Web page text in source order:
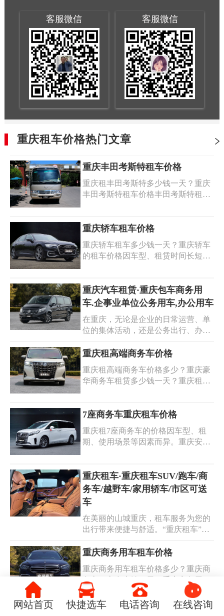
客服微信 客服微信
重庆租车价格热门文章
重庆丰田考斯特租车价格
重庆租丰田考斯特多少钱一天？重庆
丰田考斯特租车价格丰田考斯特租车
而有所不同。一般来说，重庆租丰田
之间浮动（具体价格根据车型和需求
而定）。如果您需要在重庆租用一辆
重庆轿车租车价格
重庆轿车租车多少钱一天？重庆轿车
的租车价格因车型、租赁时间长短和
左右。2. 中档轿车：每天租金约为
400-500元左右。3. 高档轿车：每天租
重庆轿车租车价格仅供参考，实际租
车价格可能会受到多种因素的影响而
重庆汽车租赁·重庆包车商务用
车.企事业单位公务用车,办公用车
在重庆，无论是企业的日常运营、单
位的集体活动，还是公务出行、办公
租赁和包车服务，满足您多样化的需
资源，从经济型轿车到豪华商务车，
应有尽有。我们以专业的服务和合理
率。重庆包车服务，配备经验丰富、
技术娴熟的司机，确保您的行程安全
舒适。无论是单位组织团建旅游，还
勤，我们深知准时和可靠的重要性。
精心规划路线，确保员工按时到达工
重庆租高端商务车价格
重庆租高端商务车价格多少？重庆豪
华商务车租赁多少钱一天？重庆租高
轿车型和高端SUV两种类型： 奔驰宝
马奥迪轿车型价格通常在500-1500元/
天（具体根据车型而定），别克gl8埃
尔法考斯特高端商务车MPV价格通常
以及您所选用的车辆型号和租用天数
等条件。
7座商务车重庆租车价格
重庆租7座商务车的价格因车型、租
期、使用场景等因素而异。重庆安润
是家庭出行、商务活动还是团队旅
游，重庆租车公司的7座商务车都是
您的理想选择。以下是一些常见7座
商务车的租车价格信息供你参考：别
克商务GL8：日租价400-500元一天；
唯雅诺/威霆7-9座：日租价700-1000元
可能会因季节、市场供需等因素有所
重庆租车·重庆租车SUV/跑车/商
务车/越野车/家用轿车/市区可送
车
在美丽的山城重庆，租车服务为您的
出行带来便捷与舒适。“重庆租车”提
的跑车，宽敞的商务车，还是实用的
尚的 SUV ，应有尽有。我们致力于
满足您的不同需求，市区内还可送车
上门，让您轻松开启愉快旅程。专业
的服务团队，贴心的保障措施，为您
重庆商务用车租车价格
重庆商务用车租车价格多少？重庆商
务车租车多少钱一天？重庆商务用车
租车价格因车型、租赁时间等因素而
异。一般来说，重庆的商务用车出租
网站首页 快捷选车 电话咨询 在线咨询